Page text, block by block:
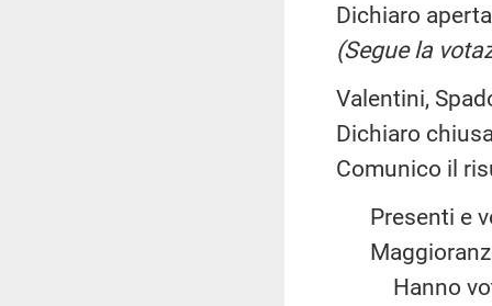
Dichiaro aperta
(Segue la
Valentini,
Dichiaro chiusa
Comunico il
Presenti
Hanno